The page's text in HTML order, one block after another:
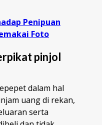
Penipuan
Foto
pinjol
dalam hal
uang di rekan,
serta